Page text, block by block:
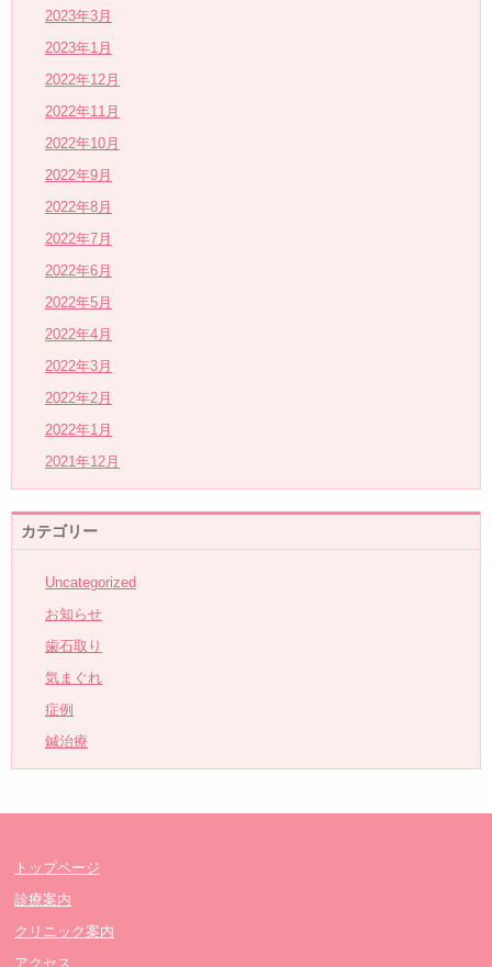
2023年3月
2023年1月
2022年12月
2022年11月
2022年10月
2022年9月
2022年8月
2022年7月
2022年6月
2022年5月
2022年4月
2022年3月
2022年2月
2022年1月
2021年12月
カテゴリー
Uncategorized
お知らせ
歯石取り
気まぐれ
症例
鍼治療
トップページ
診療案内
クリニック案内
アクセス